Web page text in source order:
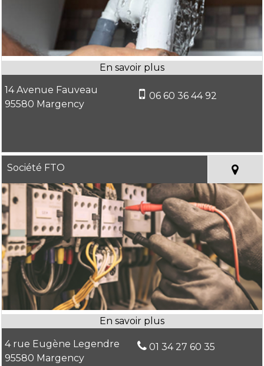
14 Avenue Fauveau
95580 Margency
06 60 36 44 92
Société FTO
4 rue Eugène Legendre
95580 Margency
01 34 27 60 35